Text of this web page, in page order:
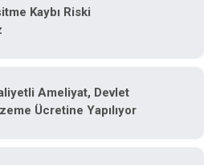
Kaybı Riski
Ameliyat, Devlet
Ücretine Yapılıyor